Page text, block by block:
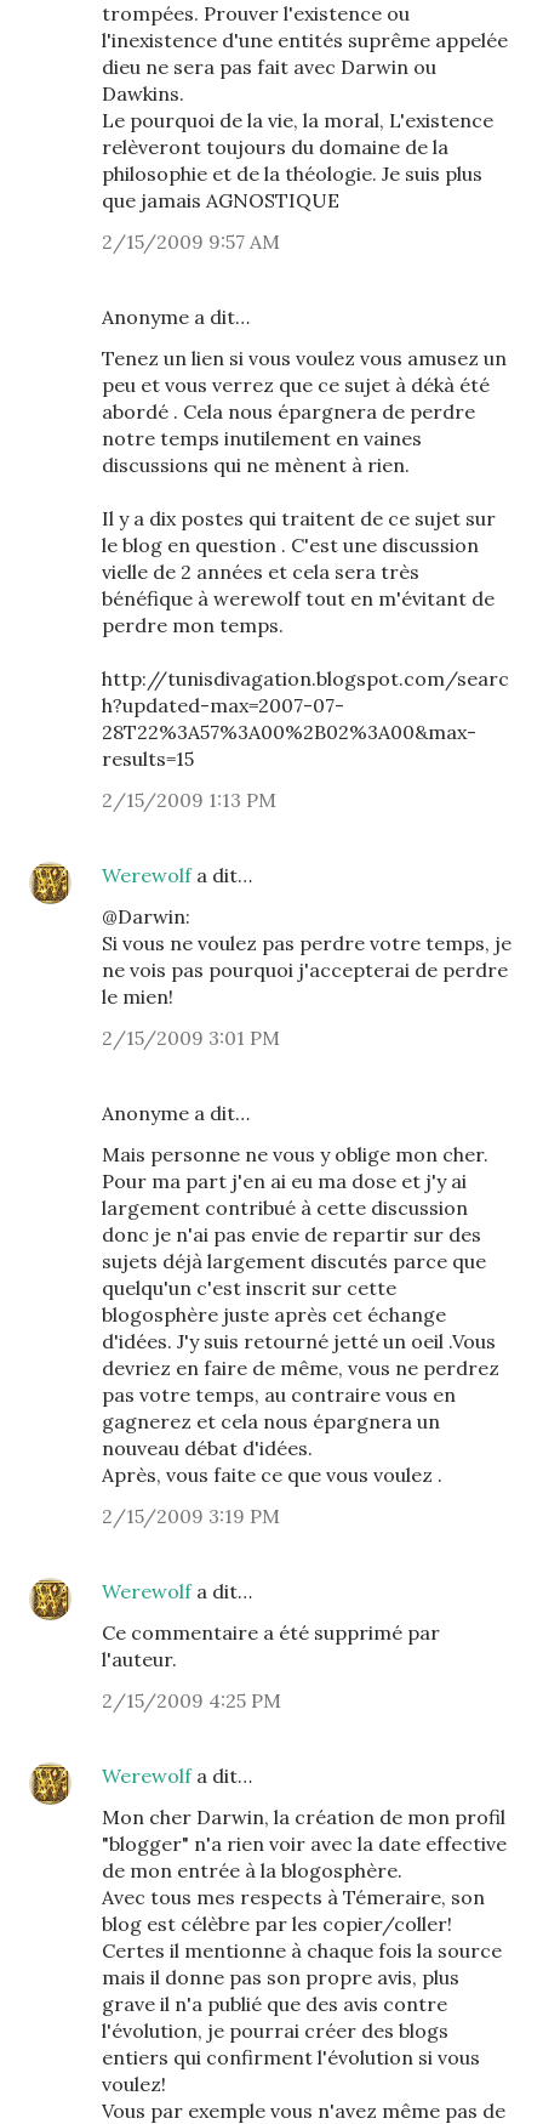
trompées. Prouver l'existence ou
l'inexistence d'une entités suprême appelée
dieu ne sera pas fait avec Darwin ou
Dawkins.
Le pourquoi de la vie, la moral, L'existence
relèveront toujours du domaine de la
philosophie et de la théologie. Je suis plus
que jamais AGNOSTIQUE
2/15/2009 9:57 AM
Anonyme a dit…
Tenez un lien si vous voulez vous amusez un
peu et vous verrez que ce sujet à dékà été
abordé . Cela nous épargnera de perdre
notre temps inutilement en vaines
discussions qui ne mènent à rien.
Il y a dix postes qui traitent de ce sujet sur
le blog en question . C'est une discussion
vielle de 2 années et cela sera très
bénéfique à werewolf tout en m'évitant de
perdre mon temps.
http://tunisdivagation.blogspot.com/searc
h?updated-max=2007-07-
28T22%3A57%3A00%2B02%3A00&max-
results=15
2/15/2009 1:13 PM
Werewolfa dit…
@Darwin:
Si vous ne voulez pas perdre votre temps, je
ne vois pas pourquoi j'accepterai de perdre
le mien!
2/15/2009 3:01 PM
Anonyme a dit…
Mais personne ne vous y oblige mon cher.
Pour ma part j'en ai eu ma dose et j'y ai
largement contribué à cette discussion
donc je n'ai pas envie de repartir sur des
sujets déjà largement discutés parce que
quelqu'un c'est inscrit sur cette
blogosphère juste après cet échange
d'idées. J'y suis retourné jetté un oeil .Vous
devriez en faire de même, vous ne perdrez
pas votre temps, au contraire vous en
gagnerez et cela nous épargnera un
nouveau débat d'idées.
Après, vous faite ce que vous voulez .
2/15/2009 3:19 PM
Werewolfa dit…
Ce commentaire a été supprimé par
l'auteur.
2/15/2009 4:25 PM
Werewolfa dit…
Mon cher Darwin, la création de mon profil
"blogger" n'a rien voir avec la date effective
de mon entrée à la blogosphère.
Avec tous mes respects à Témeraire, son
blog est célèbre par les copier/coller!
Certes il mentionne à chaque fois la source
mais il donne pas son propre avis, plus
grave il n'a publié que des avis contre
l'évolution, je pourrai créer des blogs
entiers qui confirment l'évolution si vous
voulez!
Vous par exemple vous n'avez même pas de